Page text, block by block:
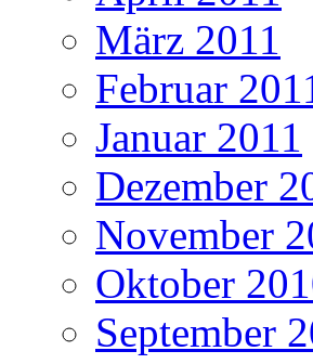
März 2011
Februar
Januar 2011
Dezember
November
Oktober
September